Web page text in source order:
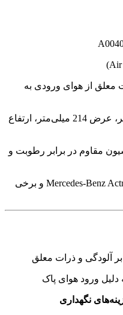
معلق از هوای ورودی به
طول 428 میلی‌متر، عرض 214 میلی‌متر، ارتفاع
مقاوم در برابر رطوبت و
ویژه کامیون‌های Mercedes-Benz Actros و برخی
آلودگی و ذرات معلق
دلیل ورود هوای پاک
نگهداری